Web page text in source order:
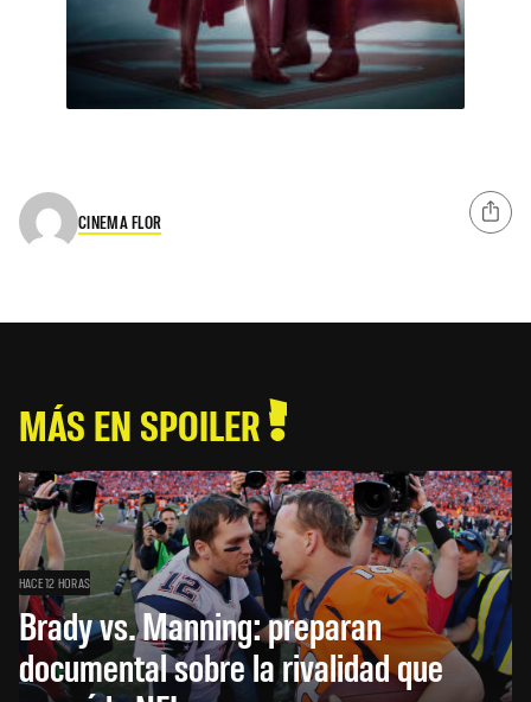
CINEMA FLOR
MÁS EN SPOILER
HACE 12 HORAS
Brady vs. Manning: preparan
documental sobre la rivalidad que